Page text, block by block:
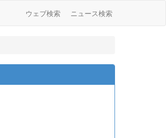
ウェブ検索 ニュース検索